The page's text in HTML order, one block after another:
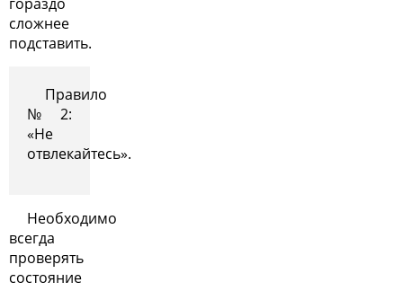
сложнее
подставить.
Правило
№2:
«Не
отвлекайтесь».
Необходимо
всегда
проверять
состояние